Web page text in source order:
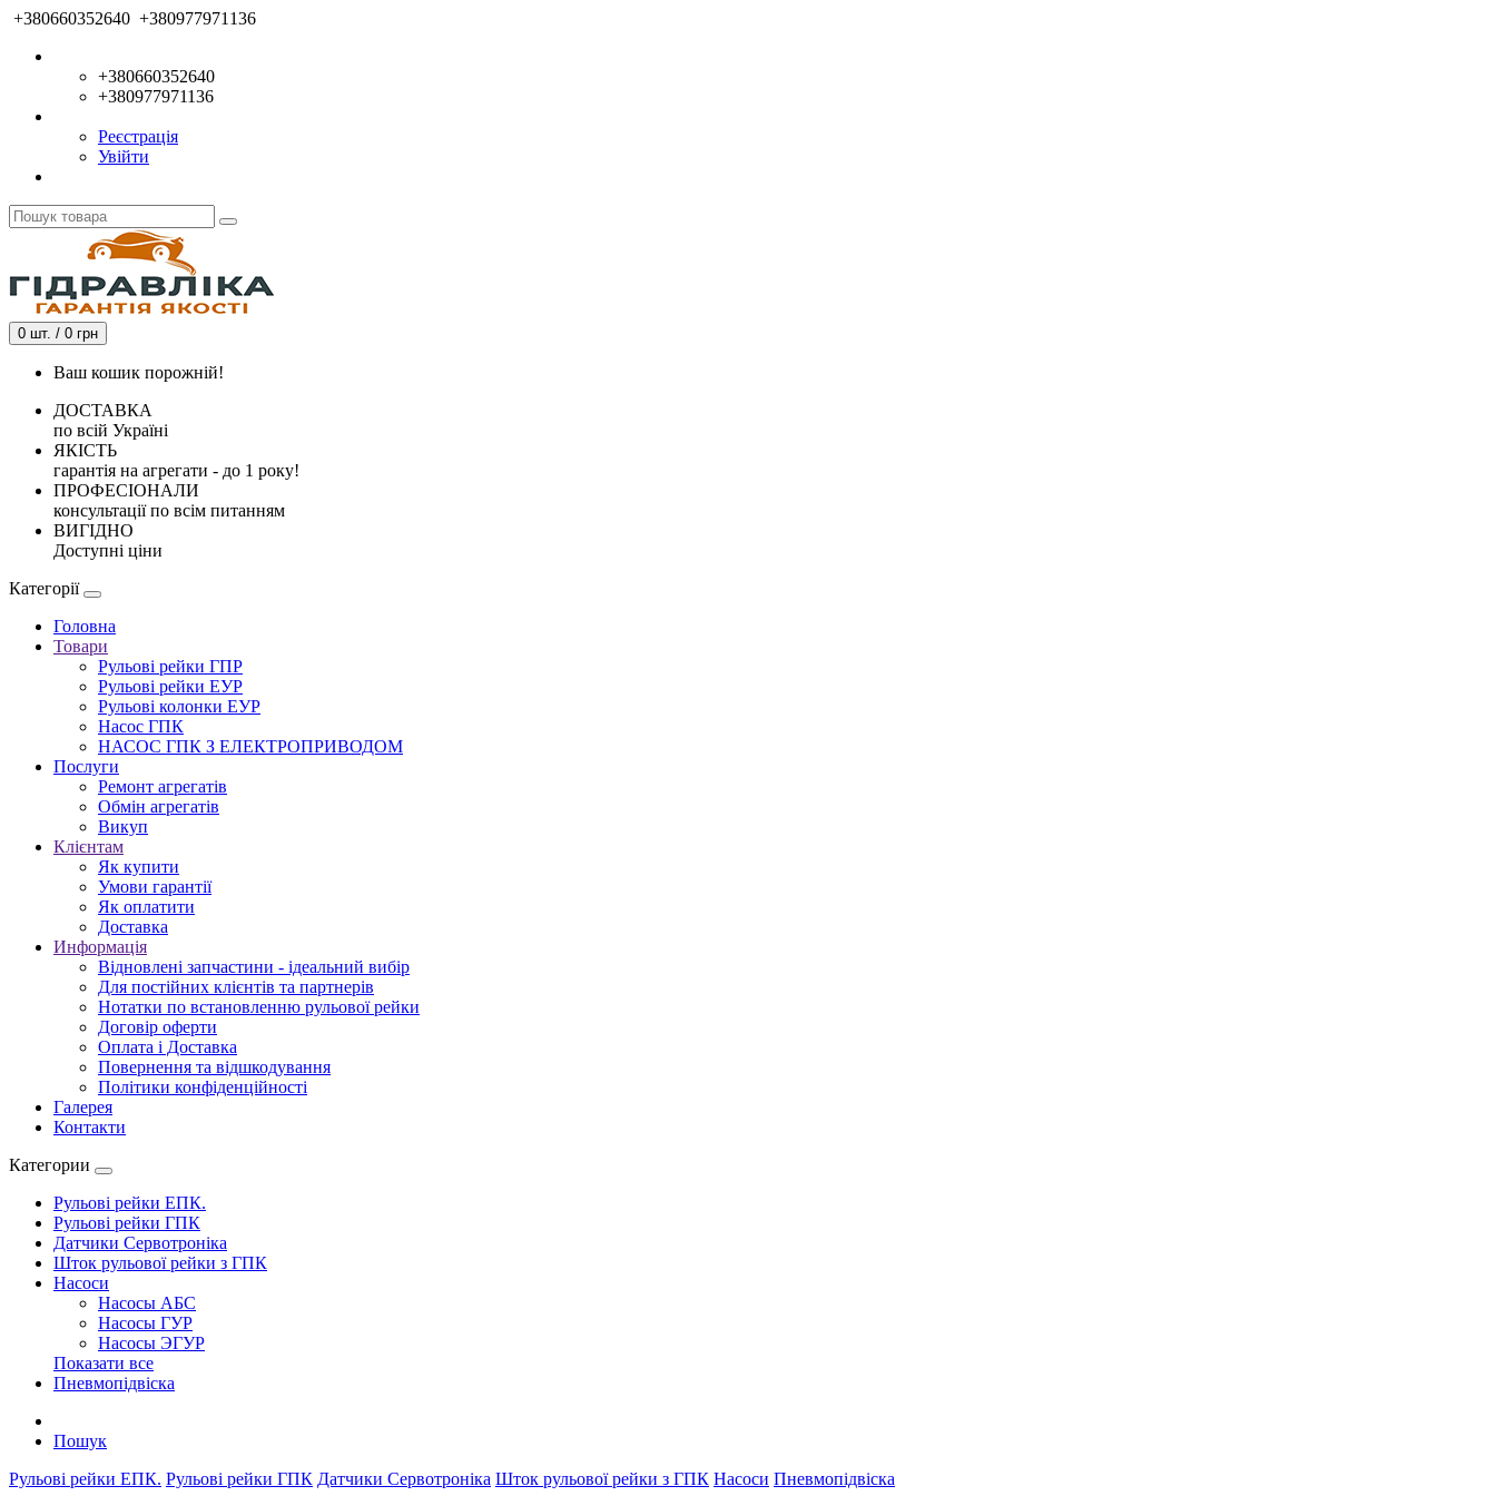
+380660352640 +380977971136
+380660352640
+380977971136
Реєстрація
Увійти
0 шт. / 0 грн
Ваш кошик порожній!
ДОСТАВКА
по всій Україні
ЯКІСТЬ
гарантія на агрегати - до 1 року!
ПРОФЕСІОНАЛИ
консультації по всім питанням
ВИГІДНО
Доступні ціни
Категорії
Головна
Товари
Рульові рейки ГПР
Рульові рейки ЕУР
Рульові колонки ЕУР
Насос ГПК
НАСОС ГПК З ЕЛЕКТРОПРИВОДОМ
Послуги
Ремонт агрегатів
Обмін агрегатів
Викуп
Клієнтам
Як купити
Умови гарантії
Як оплатити
Доставка
Информація
Відновлені запчастини - ідеальний вибір
Для постійних клієнтів та партнерів
Нотатки по встановленню рульової рейки
Договір оферти
Оплата і Доставка
Повернення та відшкодування
Політики конфіденційності
Галерея
Контакти
Категории
Рульові рейки ЕПК.
Рульові рейки ГПК
Датчики Сервотроніка
Шток рульової рейки з ГПК
Насоси
Насосы АБС
Насосы ГУР
Насосы ЭГУР
Показати все
Пневмопідвіска
Пошук
Рульові рейки ЕПК. Рульові рейки ГПК Датчики Сервотроніка Шток рульової рейки з ГПК Насоси Пневмопідвіска